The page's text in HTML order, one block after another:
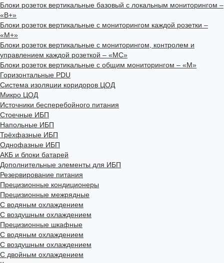
Блоки розеток вертикальные базовый с локальным мониторингом –
«В+»
Блоки розеток вертикальные с мониторингом каждой розетки –
«М+»
Блоки розеток вертикальные с мониторингом, контролем и
управлением каждой розеткой – «МС»
Блоки розеток вертикальные с общим мониторингом – «М»
Горизонтальные PDU
Система изоляции коридоров ЦОД
Микро ЦОД
Источники бесперебойного питания
Стоечные ИБП
Напольные ИБП
Трёхфазные ИБП
Однофазные ИБП
АКБ и блоки батарей
Дополнительные элементы для ИБП
Резервирование питания
Прецизионные кондиционеры
Прецизионные межрядные
С водяным охлаждением
С воздушным охлаждением
Прецизионные шкафные
С водяным охлаждением
С воздушным охлаждением
С двойным охлаждением